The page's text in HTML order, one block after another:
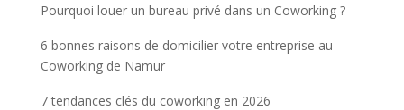
Pourquoi louer un bureau privé dans un Coworking ?
6 bonnes raisons de domicilier votre entreprise au
Coworking de Namur
7 tendances clés du coworking en 2026